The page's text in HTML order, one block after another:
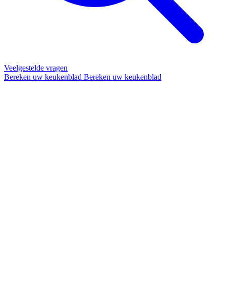
Veelgestelde vragen
Bereken uw keukenblad Bereken uw keukenblad